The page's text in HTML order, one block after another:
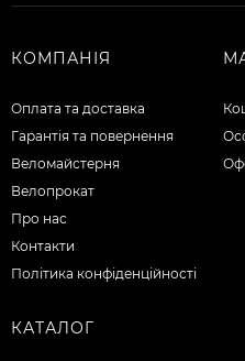
КОМПАНІЯ
Оплата та доставка
Гарантія та повернення
Веломайстерня
Велопрокат
Про нас
Контакти
Політика конфіденційності
КАТАЛОГ